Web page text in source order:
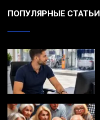
ПОПУЛЯРНЫЕ СТАТЬИ